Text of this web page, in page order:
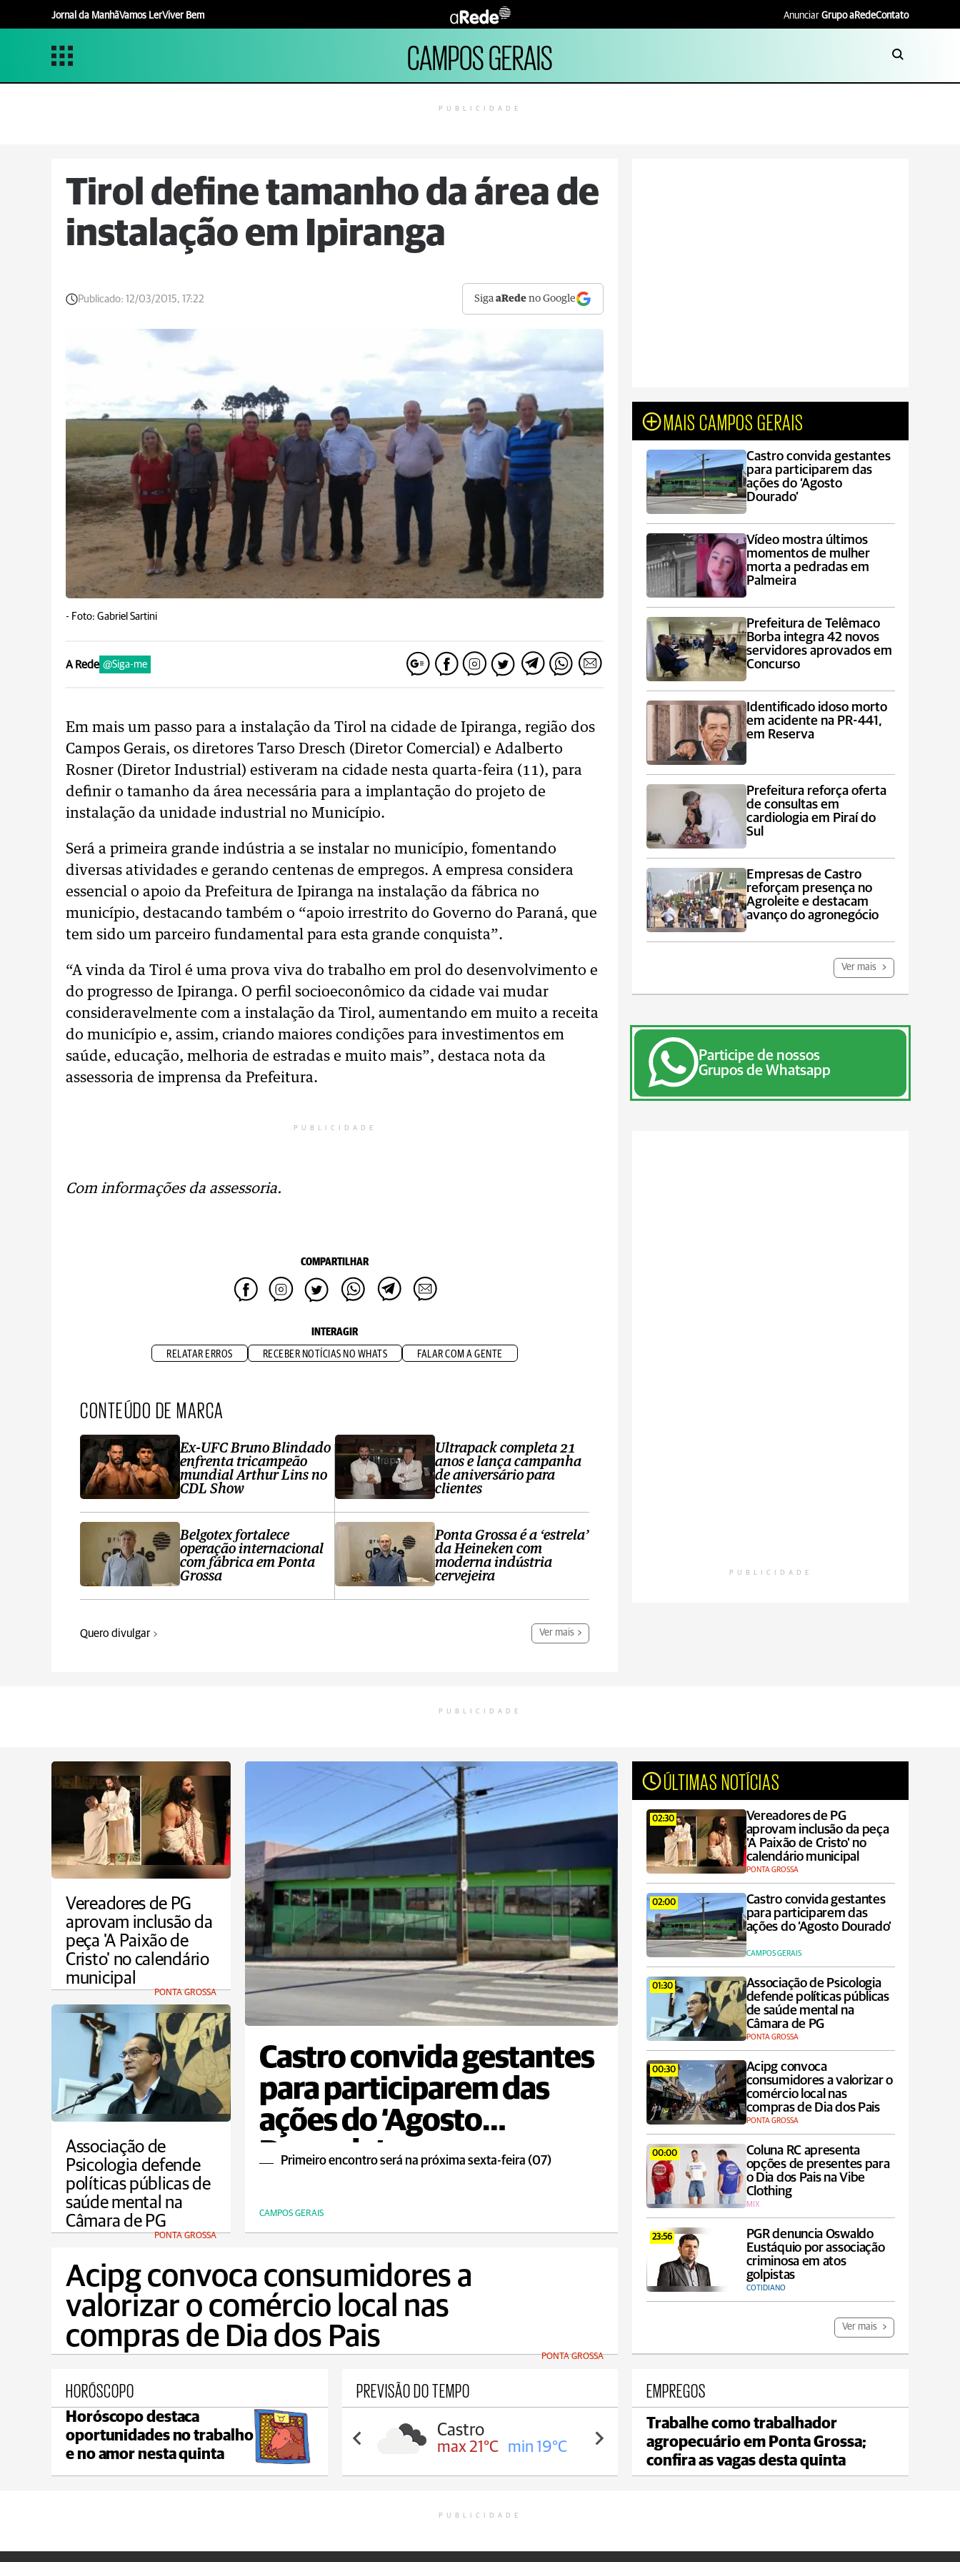
Jornal da ManhãVamos LerViver Bem Anunciar Grupo aRedeContato
CAMPOS GERAIS
PUBLICIDADE
Tirol define tamanho da área de
instalação em Ipiranga
Publicado: 12/03/2015, 17:22 SigaaRede no Google
- Foto: Gabriel Sartini
A Rede @Siga-me
Em mais um passo para a instalação da Tirol na cidade de Ipiranga, região dos
Campos Gerais, os diretores Tarso Dresch (Diretor Comercial) e Adalberto
Rosner (Diretor Industrial) estiveram na cidade nesta quarta-feira (11), para
definir o tamanho da área necessária para a implantação do projeto de
instalação da unidade industrial no Município.
Será a primeira grande indústria a se instalar no município, fomentando
diversas atividades e gerando centenas de empregos. A empresa considera
essencial o apoio da Prefeitura de Ipiranga na instalação da fábrica no
município, destacando também o “apoio irrestrito do Governo do Paraná, que
tem sido um parceiro fundamental para esta grande conquista”.
“A vinda da Tirol é uma prova viva do trabalho em prol do desenvolvimento e
do progresso de Ipiranga. O perfil socioeconômico da cidade vai mudar
consideravelmente com a instalação da Tirol, aumentando em muito a receita
do município e, assim, criando maiores condições para investimentos em
saúde, educação, melhoria de estradas e muito mais”, destaca nota da
assessoria de imprensa da Prefeitura.
PUBLICIDADE
Com informações da assessoria.
COMPARTILHAR
INTERAGIR
RELATAR ERROS RECEBER NOTÍCIAS NO WHATS FALAR COM A GENTE
CONTEÚDO DE MARCA
Ex-UFC Bruno Blindado
enfrenta tricampeão
mundial Arthur Lins no
CDL Show
Belgotex fortalece
operação internacional
com fábrica em Ponta
Grossa
Ultrapack completa 21
anos e lança campanha
de aniversário para
clientes
Ponta Grossa é a ‘estrela’
da Heineken com
moderna indústria
cervejeira
Quero divulgar Ver mais
MAIS CAMPOS GERAIS
Castro convida gestantes
para participarem das
ações do ‘Agosto
Dourado’
Vídeo mostra últimos
momentos de mulher
morta a pedradas em
Palmeira
Prefeitura de Telêmaco
Borba integra 42 novos
servidores aprovados em
Concurso
Identificado idoso morto
em acidente na PR-441,
em Reserva
Prefeitura reforça oferta
de consultas em
cardiologia em Piraí do
Sul
Empresas de Castro
reforçam presença no
Agroleite e destacam
avanço do agronegócio
Ver mais
Participe de nossos
Grupos de Whatsapp
PUBLICIDADE
PUBLICIDADE
Vereadores de PG
aprovam inclusão da
peça 'A Paixão de
Cristo' no calendário
municipal
PONTA GROSSA
Castro convida gestantes
para participarem das
ações do ‘Agosto
Dourado’
Primeiro encontro será na próxima sexta-feira (07)
CAMPOS GERAIS
ÚLTIMAS NOTÍCIAS
02:30
Vereadores de PG
aprovam inclusão da peça
'A Paixão de Cristo' no
calendário municipal
PONTA GROSSA
02:00
Castro convida gestantes
para participarem das
ações do ‘Agosto Dourado’
CAMPOS GERAIS
01:30
Associação de Psicologia
defende políticas públicas
de saúde mental na
Câmara de PG
PONTA GROSSA
00:30
Acipg convoca
consumidores a valorizar o
comércio local nas
compras de Dia dos Pais
PONTA GROSSA
00:00
Coluna RC apresenta
opções de presentes para
o Dia dos Pais na Vibe
Clothing
MIX
23:56
PGR denuncia Oswaldo
Eustáquio por associação
criminosa em atos
golpistas
COTIDIANO
Ver mais
Associação de
Psicologia defende
políticas públicas de
saúde mental na
Câmara de PG
PONTA GROSSA
Acipg convoca consumidores a
valorizar o comércio local nas
compras de Dia dos Pais
PONTA GROSSA
HORÓSCOPO
Horóscopo destaca
oportunidades no trabalho
e no amor nesta quinta
PREVISÃO DO TEMPO
Castro
max 21°C min 19°C
Carambeí
max 21°C min 18°C
Jaguariaíva
max 21°C min 20°C
EMPREGOS
Trabalhe como trabalhador
agropecuário em Ponta Grossa;
confira as vagas desta quinta
PUBLICIDADE